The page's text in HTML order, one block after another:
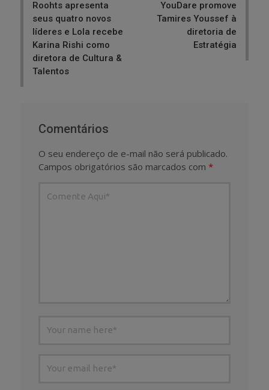
Roohts apresenta
seus quatro novos
líderes e Lola recebe
Karina Rishi como
diretora de Cultura &
Talentos
YouDare promove
Tamires Youssef à
diretoria de
Estratégia
Comentários
O seu endereço de e-mail não será publicado.
Campos obrigatórios são marcados com *